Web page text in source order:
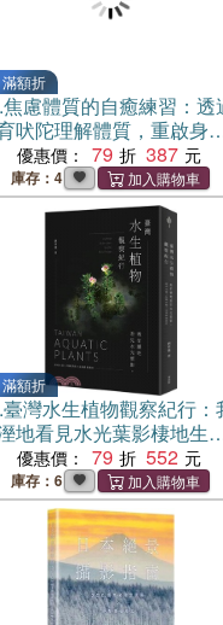
滿額折
焦慮體質的自癒練習：透
吠陀理解體質，重啟身
衡的女性日常指引
優惠價： 79 387
庫存：4
滿額折
臺灣水生植物觀察紀行：
地看見水光葉影棲地生態
種詳解×尋訪路線推薦
優惠價： 79 552
庫存：6